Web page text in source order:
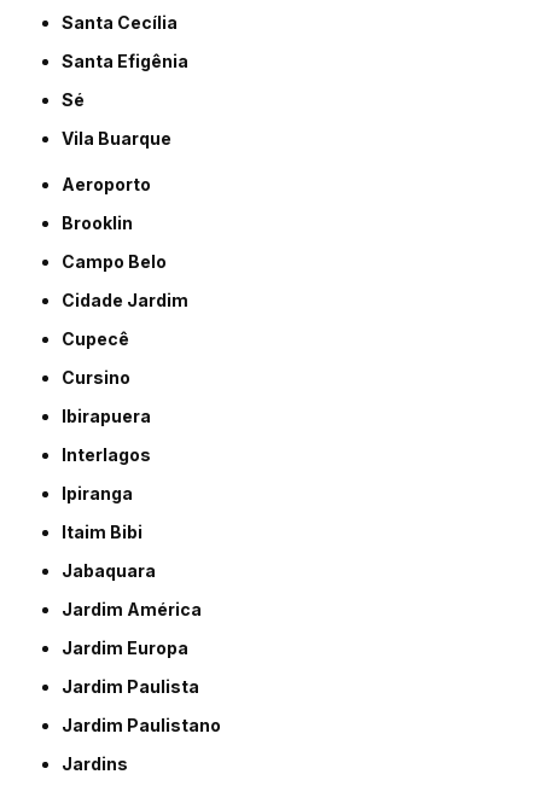
Santa Cecília
Santa Efigênia
Sé
Vila Buarque
Aeroporto
Brooklin
Campo Belo
Cidade Jardim
Cupecê
Cursino
Ibirapuera
Interlagos
Ipiranga
Itaim Bibi
Jabaquara
Jardim América
Jardim Europa
Jardim Paulista
Jardim Paulistano
Jardins